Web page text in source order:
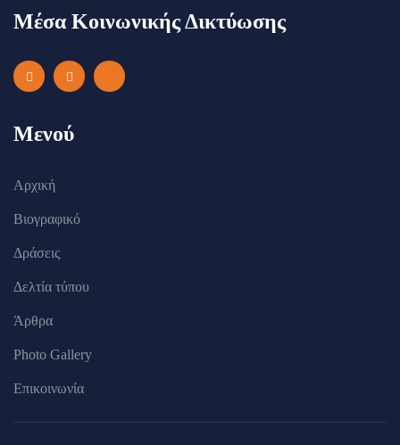
Μέσα Κοινωνικής Δικτύωσης
Μενού
Αρχική
Βιογραφικό
Δράσεις
Δελτία τύπου
Άρθρα
Photo Gallery
Επικοινωνία